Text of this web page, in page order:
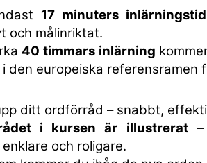
17 minuters inlärningstid
och målinriktat.
40 timmars inlärning
i den europeiska referensramen
ditt ordförråd – snabbt,
i kursen är illustrerat–
och roligare.